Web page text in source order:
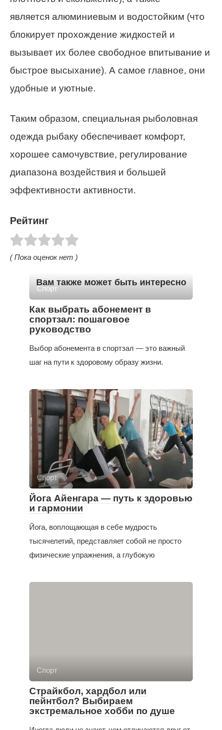
является алюминиевым и водостойким (что
блокирует прохождение жидкостей и
вызывает их более свободное впитывание и
быстрое высыхание). А самое главное, они
удобные и уютные.
Таким образом, специальная рыболовная
одежда рыбаку обеспечивает комфорт,
хорошее самочувствие, регулирование
диапазона воздействия и большей
эффективности активности.
Рейтинг
( Пока оценок нет )
Вам также может быть интересно
Спорт
Как выбрать абонемент в
спортзал: пошаговое
руководство
Выбор абонемента в спортзал — это важный
шаг на пути к здоровому образу жизни.
Спорт
Йога Айенгара — путь к здоровью
и гармонии
Йога, воплощающая в себе мудрость
тысячелетий, представляет собой не просто
физические упражнения, а глубокую
Спорт
Страйкбол, хардбол или
пейнтбол? Выбираем
экстремальное хобби по душе